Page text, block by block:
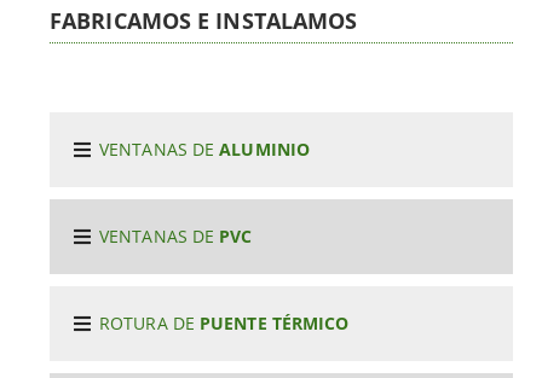
FABRICAMOS E INSTALAMOS
VENTANAS DEALUMINIO
VENTANAS DE PVC
ROTURA DE PUENTE TÉRMICO